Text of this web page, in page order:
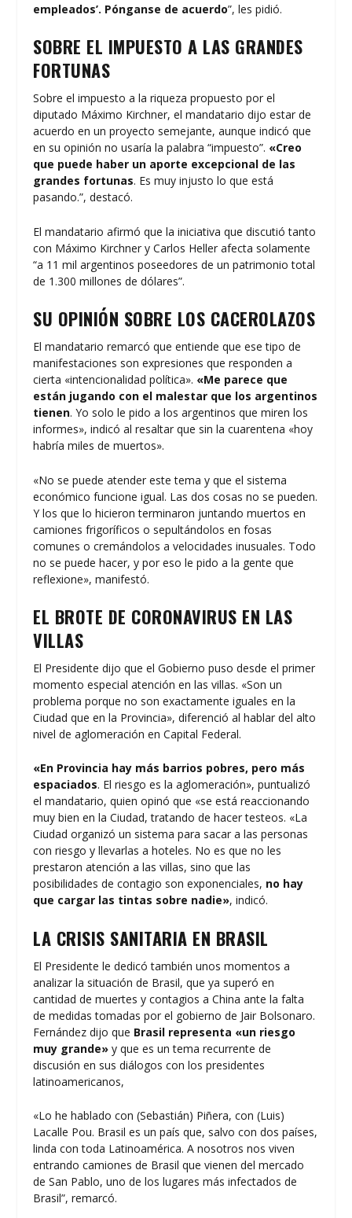
empleados’. Pónganse de acuerdo”, les pidió.
SOBRE EL IMPUESTO A LAS GRANDES
FORTUNAS
Sobre el impuesto a la riqueza propuesto por el
diputado Máximo Kirchner, el mandatario dijo estar de
acuerdo en un proyecto semejante, aunque indicó que
en su opinión no usaría la palabra “impuesto”. «Creo
que puede haber un aporte excepcional de las
grandes fortunas. Es muy injusto lo que está
pasando.”, destacó.
El mandatario afirmó que la iniciativa que discutió tanto
con Máximo Kirchner y Carlos Heller afecta solamente
“a 11 mil argentinos poseedores de un patrimonio total
de 1.300 millones de dólares”.
SU OPINIÓN SOBRE LOS CACEROLAZOS
El mandatario remarcó que entiende que ese tipo de
manifestaciones son expresiones que responden a
cierta «intencionalidad política». «Me parece que
están jugando con el malestar que los argentinos
tienen. Yo solo le pido a los argentinos que miren los
informes», indicó al resaltar que sin la cuarentena «hoy
habría miles de muertos».
«No se puede atender este tema y que el sistema
económico funcione igual. Las dos cosas no se pueden.
Y los que lo hicieron terminaron juntando muertos en
camiones frigoríficos o sepultándolos en fosas
comunes o cremándolos a velocidades inusuales. Todo
no se puede hacer, y por eso le pido a la gente que
reflexione», manifestó.
EL BROTE DE CORONAVIRUS EN LAS
VILLAS
El Presidente dijo que el Gobierno puso desde el primer
momento especial atención en las villas. «Son un
problema porque no son exactamente iguales en la
Ciudad que en la Provincia», diferenció al hablar del alto
nivel de aglomeración en Capital Federal.
«En Provincia hay más barrios pobres, pero más
espaciados. El riesgo es la aglomeración», puntualizó
el mandatario, quien opinó que «se está reaccionando
muy bien en la Ciudad, tratando de hacer testeos. «La
Ciudad organizó un sistema para sacar a las personas
con riesgo y llevarlas a hoteles. No es que no les
prestaron atención a las villas, sino que las
posibilidades de contagio son exponenciales, no hay
que cargar las tintas sobre nadie», indicó.
LA CRISIS SANITARIA EN BRASIL
El Presidente le dedicó también unos momentos a
analizar la situación de Brasil, que ya superó en
cantidad de muertes y contagios a China ante la falta
de medidas tomadas por el gobierno de Jair Bolsonaro.
Fernández dijo que Brasil representa «un riesgo
muy grande» y que es un tema recurrente de
discusión en sus diálogos con los presidentes
latinoamericanos,
«Lo he hablado con (Sebastián) Piñera, con (Luis)
Lacalle Pou. Brasil es un país que, salvo con dos países,
linda con toda Latinoamérica. A nosotros nos viven
entrando camiones de Brasil que vienen del mercado
de San Pablo, uno de los lugares más infectados de
Brasil”, remarcó.